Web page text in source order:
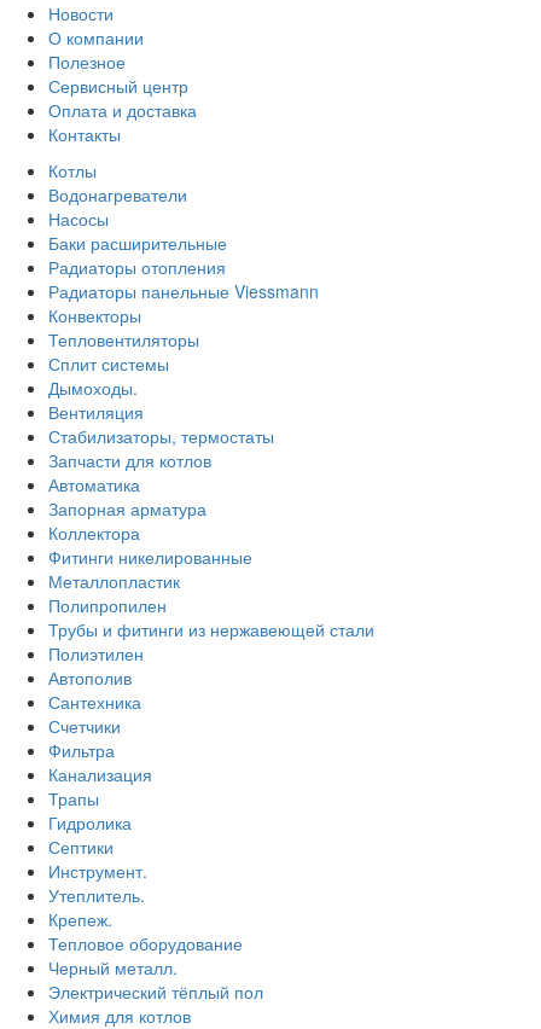
Новости
О компании
Полезное
Сервисный центр
Оплата и доставка
Контакты
Котлы
Водонагреватели
Насосы
Баки расширительные
Радиаторы отопления
Радиаторы панельные Viessmann
Конвекторы
Тепловентиляторы
Сплит системы
Дымоходы.
Вентиляция
Стабилизаторы, термостаты
Запчасти для котлов
Автоматика
Запорная арматура
Коллектора
Фитинги никелированные
Металлопластик
Полипропилен
Трубы и фитинги из нержавеющей стали
Полиэтилен
Автополив
Сантехника
Счетчики
Фильтра
Канализация
Трапы
Гидролика
Септики
Инструмент.
Утеплитель.
Крепеж.
Тепловое оборудование
Черный металл.
Электрический тёплый пол
Химия для котлов